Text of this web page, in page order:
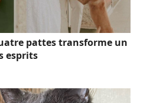
pattes transforme un
esprits